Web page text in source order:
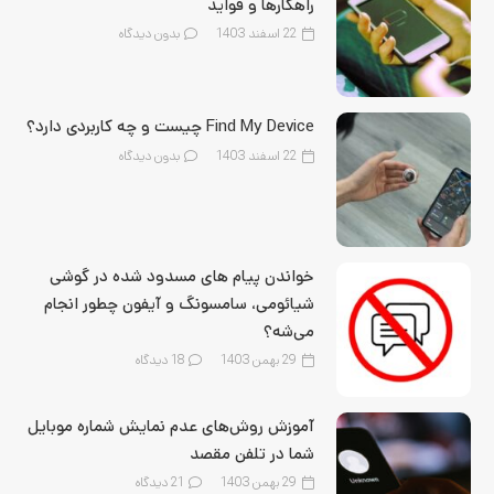
22 اسفند 1403 بدون دیدگاه
Find My Device چیست و چه کاربردی دارد؟
22 اسفند 1403 بدون دیدگاه
خواندن پیام های مسدود شده در گوشی
شیائومی، سامسونگ و آیفون چطور انجام
می‌شه؟
29 بهمن 1403 18 دیدگاه
آموزش روش‌های عدم نمایش شماره موبایل
شما در تلفن مقصد
29 بهمن 1403 21 دیدگاه